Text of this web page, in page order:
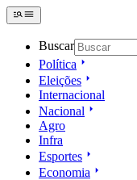
Buscar
Política
Eleições
Internacional
Nacional
Agro
Infra
Esportes
Economia